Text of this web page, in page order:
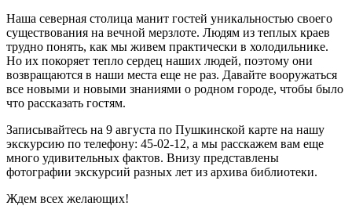
Наша северная столица манит гостей уникальностью своего
существования на вечной мерзлоте. Людям из теплых краев
трудно понять, как мы живем практически в холодильнике.
Но их покоряет тепло сердец наших людей, поэтому они
возвращаются в наши места еще не раз. Давайте вооружаться
все новыми и новыми знаниями о родном городе, чтобы было
что рассказать гостям.
Записывайтесь на 9 августа по Пушкинской карте на нашу
экскурсию по телефону: 45-02-12, а мы расскажем вам еще
много удивительных фактов. Внизу представлены
фотографии экскурсий разных лет из архива библиотеки.
Ждем всех желающих!